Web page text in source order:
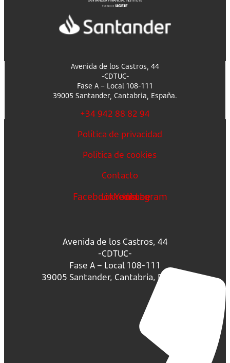
Avenida de los Castros, 44
-CDTUC-
Fase A – Local 108-111
39005 Santander, Cantabria, España.
+34 942 88 82 94
Política de privacidad
Política de cookies
Contacto
FacebookLinkedin
Youtube
Instagram
Avenida de los Castros, 44
-CDTUC-
Fase A – Local 108-111
39005 Santander, Cantabria, España.